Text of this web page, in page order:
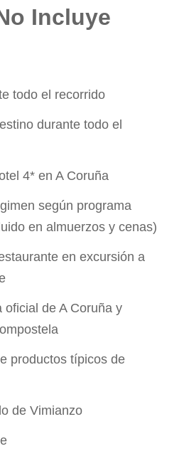
Incluye
todo el recorrido
durante todo el
4* en A Coruña
según programa
en almuerzos y cenas)
en excursión a
oficial de A Coruña y
productos típicos de
de Vimianzo